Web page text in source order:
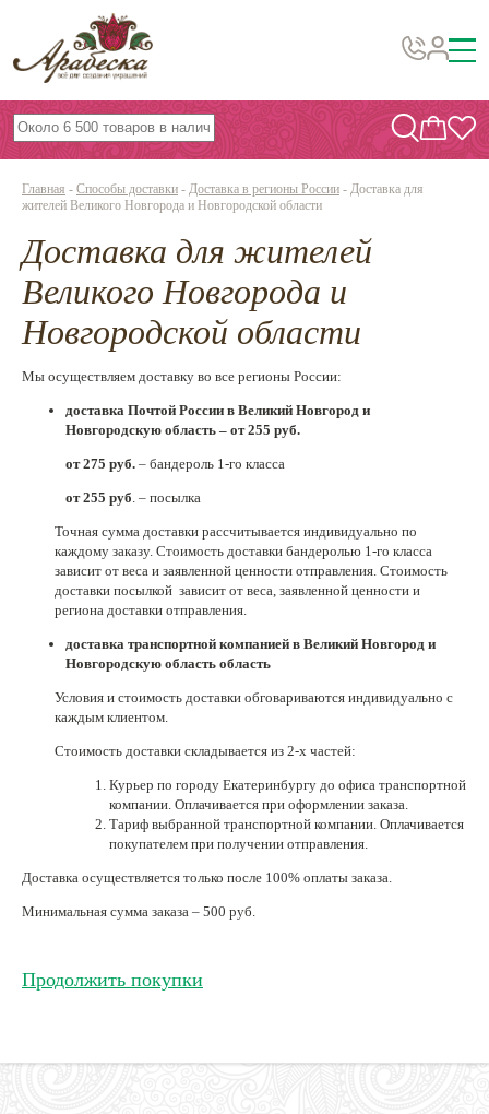
Бусины, подвески, декор
Бисер
Вышивка украшений
Фурнитура
Проволока
Инструменты и материалы
Эпоксидная смола
По темам и сезонам
Бисер TOHO
Нетемнеющая фурнитура
Всё для вышивки
Проволока
Натуральные камни
Каталог
Новинки!
О магазине
Главная - Способы доставки - Доставка в регионы России - Доставка для
жителей Великого Новгорода и Новгородской области
Доставка для жителей
Великого Новгорода и
Новгородской области
Мы осуществляем доставку во все регионы России:
доставка Почтой России в Великий Новгород и
Новгородскую область – от 255 руб.
от 275 руб. – бандероль 1-го класса
от 255 руб. – посылка
Точная сумма доставки рассчитывается индивидуально по
каждому заказу. Стоимость доставки бандеролью 1-го класса
зависит от веса и заявленной ценности отправления. Стоимость
доставки посылкой зависит от веса, заявленной ценности и
региона доставки отправления.
доставка транспортной компанией в Великий Новгород и
Новгородскую область область
Условия и стоимость доставки обговариваются индивидуально с
каждым клиентом.
Стоимость доставки складывается из 2-х частей:
Курьер по городу Екатеринбургу до офиса транспортной
компании. Оплачивается при оформлении заказа.
Тариф выбранной транспортной компании. Оплачивается
покупателем при получении отправления.
Доставка осуществляется только после 100% оплаты заказа.
Минимальная сумма заказа – 500 руб.
Продолжить покупки